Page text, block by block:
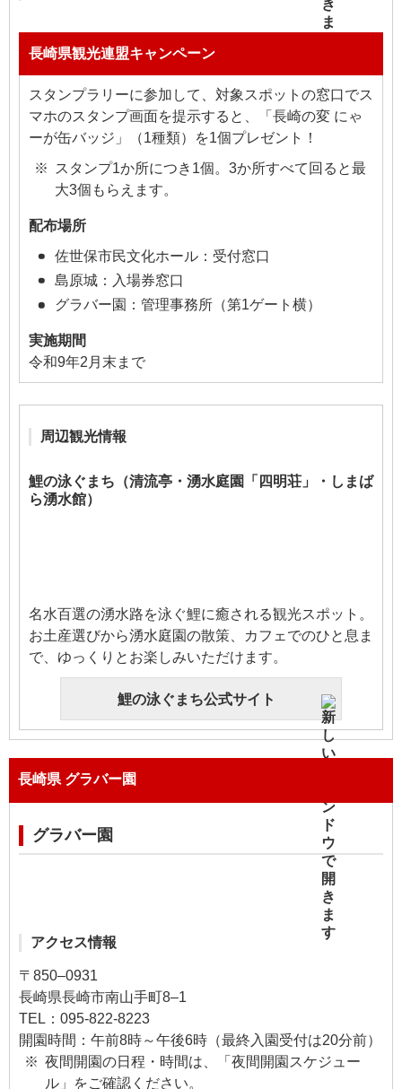
長崎県観光連盟キャンペーン
スタンプラリーに参加して、対象スポットの窓口でス
マホのスタンプ画面を提示すると、「長崎の変 にゃ
ーが缶バッジ」（1種類）を1個プレゼント！
スタンプ1か所につき1個。3か所すべて回ると最
大3個もらえます。
配布場所
佐世保市民文化ホール：受付窓口
島原城：入場券窓口
グラバー園：管理事務所（第1ゲート横）
実施期間
令和9年2月末まで
周辺観光情報
鯉の泳ぐまち（清流亭・湧水庭園「四明荘」・しまば
ら湧水館）
名水百選の湧水路を泳ぐ鯉に癒される観光スポット。
お土産選びから湧水庭園の散策、カフェでのひと息ま
で、ゆっくりとお楽しみいただけます。
鯉の泳ぐまち公式サイト
長崎県 グラバー園
グラバー園
アクセス情報
〒850–0931
長崎県長崎市南山手町8–1
TEL：095-822-8223
開園時間：午前8時～午後6時（最終入園受付は20分前）
夜間開園の日程・時間は、「夜間開園スケジュー
ル」をご確認ください。